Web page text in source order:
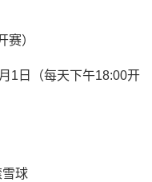
赛）
1日（每天下午18:00开
雪球